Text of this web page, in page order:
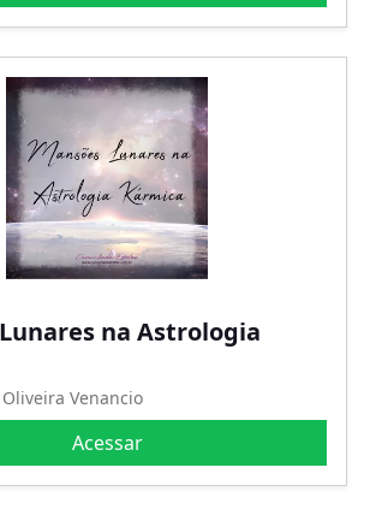
na Astrologia
Venancio
Acessar